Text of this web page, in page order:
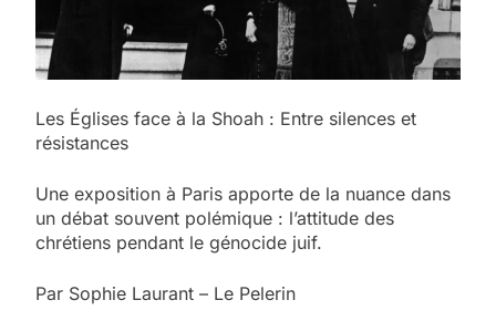
Les Églises face à la Shoah : Entre silences et
résistances
Une exposition à Paris apporte de la nuance dans
un débat souvent polémique : l’attitude des
chrétiens pendant le génocide juif.
Par Sophie Laurant – Le Pelerin